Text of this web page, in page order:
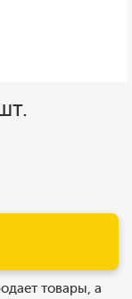
товары, а